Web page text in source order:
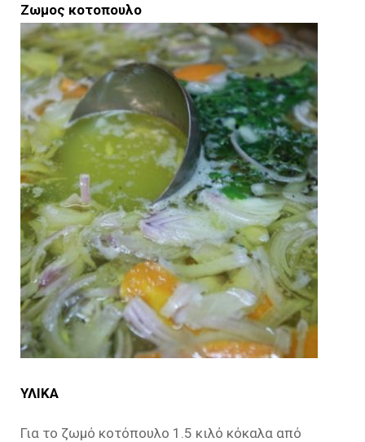
Ζωμος κοτοπουλο
ΥΛΙΚΑ
Για το ζωμό κοτόπουλο 1.5 κιλό κόκαλα από